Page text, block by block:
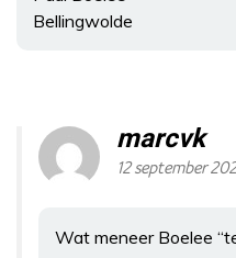
Bellingwolde
marcvk
12 september
Wat meneer Boelee